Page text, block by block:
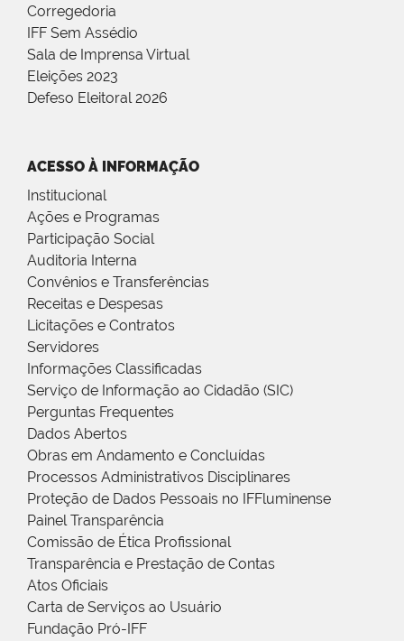
Corregedoria
IFF Sem Assédio
Sala de Imprensa Virtual
Eleições 2023
Defeso Eleitoral 2026
ACESSO À INFORMAÇÃO
Institucional
Ações e Programas
Participação Social
Auditoria Interna
Convênios e Transferências
Receitas e Despesas
Licitações e Contratos
Servidores
Informações Classificadas
Serviço de Informação ao Cidadão (SIC)
Perguntas Frequentes
Dados Abertos
Obras em Andamento e Concluídas
Processos Administrativos Disciplinares
Proteção de Dados Pessoais no IFFluminense
Painel Transparência
Comissão de Ética Profissional
Transparência e Prestação de Contas
Atos Oficiais
Carta de Serviços ao Usuário
Fundação Pró-IFF